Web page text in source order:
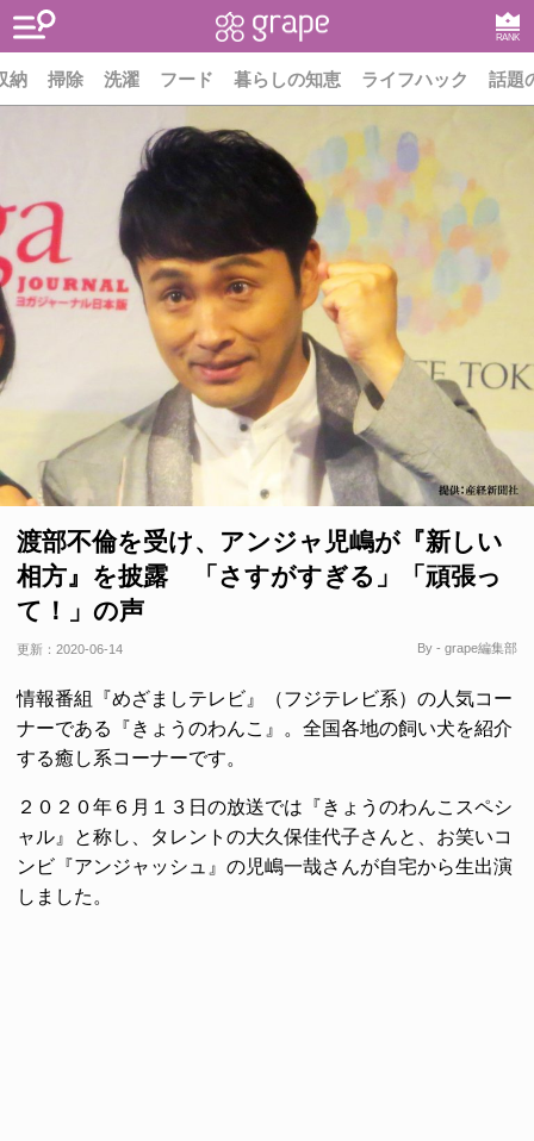
RANK
納 掃除 洗濯 フード 暮らしの知恵 ライフハック 話題
渡部不倫を受け、アンジャ児嶋が『新しい
相方』を披露 「さすがすぎる」「頑張っ
て！」の声
更新： 2020-06-14 By - grape編集部
情報番組『めざましテレビ』（フジテレビ系）の人気コー
ナーである『きょうのわんこ』。全国各地の飼い犬を紹介
する癒し系コーナーです。
２０２０年６月１３日の放送では『きょうのわんこスペシ
ャル』と称し、タレントの大久保佳代子さんと、お笑いコ
ンビ『アンジャッシュ』の児嶋一哉さんが自宅から生出演
しました。